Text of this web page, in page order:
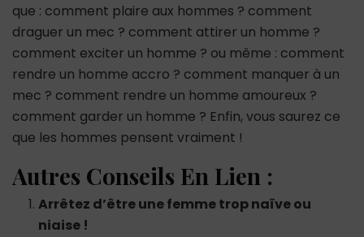
que : comment plaire aux hommes ? comment
draguer un mec ? comment attirer un homme ?
comment exciter un homme ? ou même : comment
rendre un homme accro ? comment manquer à un
mec ? comment rendre un homme amoureux ?
comment garder un homme ? Enfin, vous saurez ce
que les hommes pensent vraiment !
Autres Conseils En Lien :
Arrêtez d’être une femme trop naïve ou
niaise !